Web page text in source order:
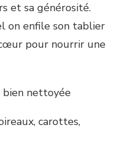
et sa générosité.
on enfile son tablier
pour nourrir une
bien nettoyée
carottes,